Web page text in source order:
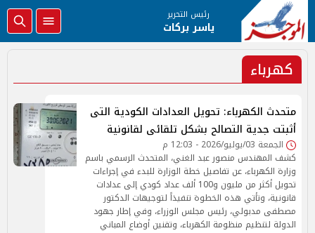
رئيس التحرير
ياسر بركات
كهرباء
متحدث الكهرباء: تحويل العدادات الكودية التى
أثبتت جدية التصالح بشكل تلقائى لقانونية
الجمعة 03/يوليو/2026 - 12:03 م
كشف المهندس منصور عبد الغني، المتحدث الرسمي باسم
وزارة الكهرباء، عن تفاصيل خطة الوزارة للبدء في إجراءات
تحويل أكثر من مليون و100 ألف عداد كودي إلى عدادات
قانونية، وتأتي هذه الخطوة تنفيذاً لتوجيهات الدكتور
مصطفى مدبولي، رئيس مجلس الوزراء، وفي إطار جهود
الدولة لتنظيم منظومة الكهرباء، وتقنين أوضاع المباني